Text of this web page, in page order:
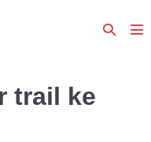
Toggle
trail ke